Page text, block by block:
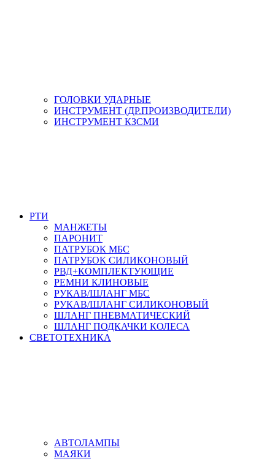
ГОЛОВКИ УДАРНЫЕ
ИНСТРУМЕНТ (ДР.ПРОИЗВОДИТЕЛИ)
ИНСТРУМЕНТ КЗСМИ
РТИ
МАНЖЕТЫ
ПАРОНИТ
ПАТРУБОК МБС
ПАТРУБОК СИЛИКОНОВЫЙ
РВД+КОМПЛЕКТУЮЩИЕ
РЕМНИ КЛИНОВЫЕ
РУКАВ/ШЛАНГ МБС
РУКАВ/ШЛАНГ СИЛИКОНОВЫЙ
ШЛАНГ ПНЕВМАТИЧЕСКИЙ
ШЛАНГ ПОДКАЧКИ КОЛЕСА
СВЕТОТЕХНИКА
АВТОЛАМПЫ
МАЯКИ